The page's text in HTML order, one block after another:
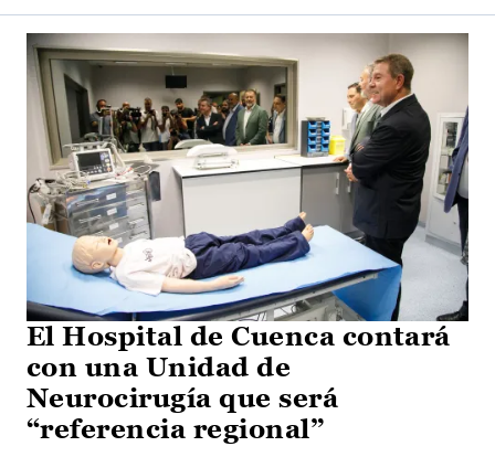
El Hospital de Cuenca contará
con una Unidad de
Neurocirugía que será
“referencia regional”